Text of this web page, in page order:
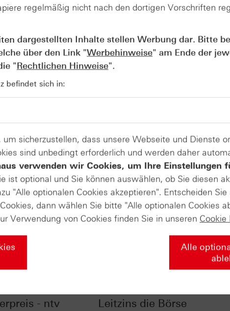
Wie lange bleibt der DAX® in
Rekordlaune? - ntv Zertifikate
07.08.26
der
- ntv
Vor Fed-Entscheid: Wie
Leitzins die Börse
regelmäßig nicht nach den dortigen Vorschriften
dargestellten Inhalte stellen Werbung dar. Bitte
über den Link "Werbehinweise" am Ende der
"Rechtlichen Hinweise".
befindet sich in:
sicherzustellen, dass unsere Webseite und Dienste
sind unbedingt erforderlich und werden daher
verwenden wir Cookies, um Ihre Einstellungen
ist optional und Sie können auswählen, ob Sie diesen
"Alle optionalen Cookies akzeptieren". Entscheiden
dann wählen Sie bitte "Alle optionalen Cookies
Verwendung von Cookies finden Sie in unseren Cookie
Alle